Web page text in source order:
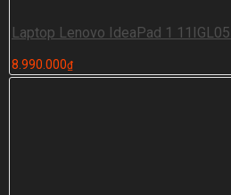
Laptop Lenovo IdeaPad 1
8.990.000₫